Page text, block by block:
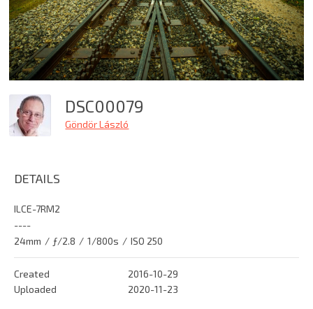
DSC00079
Göndör László
DETAILS
ILCE-7RM2
----
24mm / ƒ/2.8 / 1/800s / ISO 250
Created
2016-10-29
Uploaded
2020-11-23